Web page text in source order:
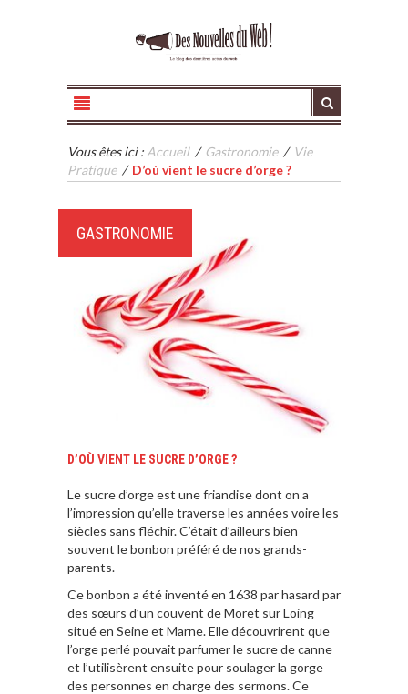
Vous êtes ici : Accueil / Gastronomie / Vie
Pratique / D’où vient le sucre d’orge ?
GASTRONOMIE
D’OÙ VIENT LE SUCRE D’ORGE ?
Le sucre d’orge est une friandise dont on a
l’impression qu’elle traverse les années voire les
siècles sans fléchir. C’était d’ailleurs bien
souvent le bonbon préféré de nos grands-
parents.
Ce bonbon a été inventé en 1638 par hasard par
des sœurs d’un couvent de Moret sur Loing
situé en Seine et Marne. Elle découvrirent que
l’orge perlé pouvait parfumer le sucre de canne
et l’utilisèrent ensuite pour soulager la gorge
des personnes en charge des sermons. Ce